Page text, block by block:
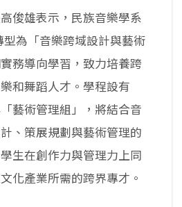
雄表示，民族音樂學系
型為「音樂跨域設計與藝術
務導向學習，致力培養跨
和舞蹈人才。學程設有
「藝術管理組」，將結合音
、策展規劃與藝術管理的
生在創作力與管理力上同
化產業所需的跨界專才。